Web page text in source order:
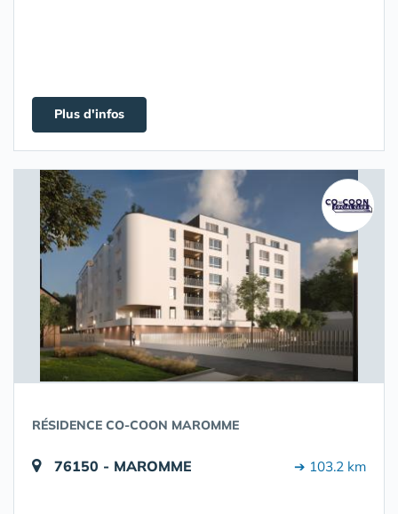
Plus d'infos
RÉSIDENCE CO-COON MAROMME
76150 - MAROMME ➔ 103.2 km